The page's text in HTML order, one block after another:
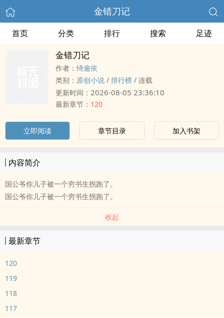
金错刀记
首页 分类 排行 搜索 足迹
金错刀记
作者： 绮逾依
类别： 原创小说 / 排行榜 / 连载
更新时间： 2026-08-05 23:36:10
最新章节： 120
立即阅读 章节目录 加入书架
内容简介
国公爷你儿子被一个穷书生拐跑了。
国公爷你儿子被一个穷书生拐跑了。
收起
最新章节
120
119
118
117